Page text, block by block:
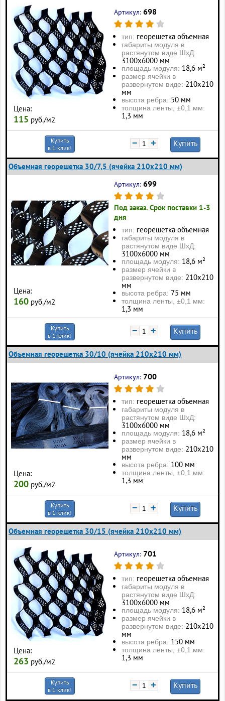
Цена:
115 руб./м2
Артикул: 698
тип: георешетка объемная
габариты модуля в
растянутом виде ШхД:
3100х6000 мм
площадь модуля: 18,6 м²
размер ячейки в
развернутом виде: 210х210
мм
высота ребра: 50 мм
толщина ленты, ±0,1 мм:
1,3 мм
Купить
в 1 клик!
− + Купить
Объемная георешетка 30/7,5 (ячейка 210x210 мм)
Цена:
160 руб./м2
Артикул: 699
Под заказ. Срок поставки 1-3
дня
тип: георешетка объемная
габариты модуля в
растянутом виде ШхД:
3100х6000 мм
площадь модуля: 18,6 м²
размер ячейки в
развернутом виде: 210х210
мм
высота ребра: 75 мм
толщина ленты, ±0,1 мм:
1,3 мм
Купить
в 1 клик!
− + Купить
Объемная георешетка 30/10 (ячейка 210x210 мм)
Цена:
200 руб./м2
Артикул: 700
тип: георешетка объемная
габариты модуля в
растянутом виде ШхД:
3100х6000 мм
площадь модуля: 18,6 м²
размер ячейки в
развернутом виде: 210х210
мм
высота ребра: 100 мм
толщина ленты, ±0,1 мм:
1,3 мм
Купить
в 1 клик!
− + Купить
Объемная георешетка 30/15 (ячейка 210x210 мм)
Цена:
263 руб./м2
Артикул: 701
тип: георешетка объемная
габариты модуля в
растянутом виде ШхД:
3100х6000 мм
площадь модуля: 18,6 м²
размер ячейки в
развернутом виде: 210х210
мм
высота ребра: 150 мм
толщина ленты, ±0,1 мм:
1,3 мм
Купить
в 1 клик!
− + Купить